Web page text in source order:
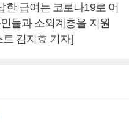
한 급여는 코로나19로 어
들과 소외계층을 지원
김지효 기자]